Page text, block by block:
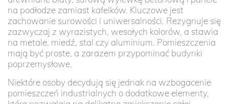
na podłodze zamiast kafelków. Kluczowe jest
zachowanie surowości i uniwersalności. Rezygnuje się
zazwyczaj z wyrazistych, wesołych kolorów, a stawia
na metale, miedź, stal czy aluminium. Pomieszczenia
mają być proste, a zarazem przypominać budynki
poprzemysłowe.
Niektóre osoby decydują się jednak na wzbogacenie
pomieszczeń industrialnych o dodatkowe elementy,